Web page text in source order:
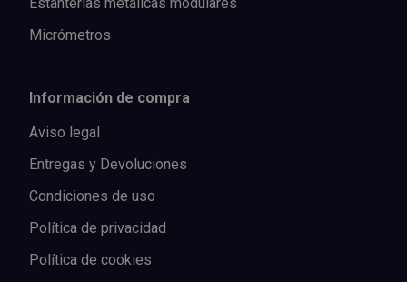
Micrómetros
Información de compra
Aviso legal
Entregas y Devoluciones
Condiciones de uso
Política de privacidad
Política de cookies